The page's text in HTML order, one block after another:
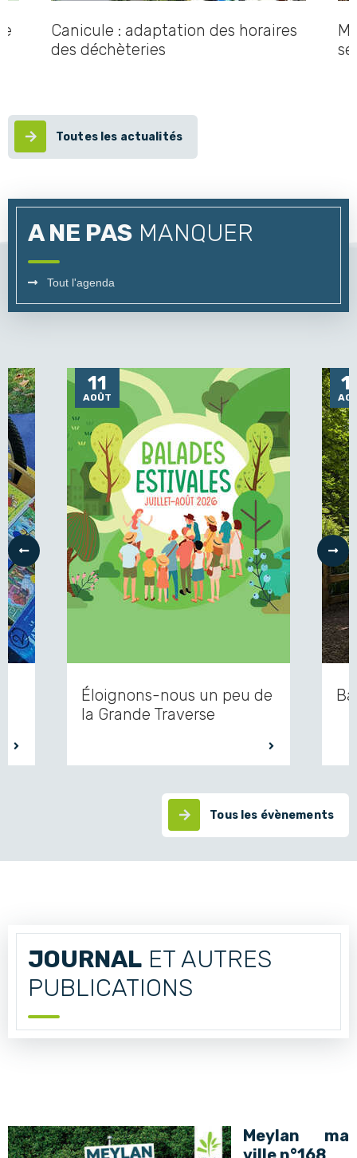
Canicule : adaptation des horaires
des déchèteries
Toutes les actualités
A NE PAS MANQUER
Tout l'agenda
Précédent
11
AOÛT
Éloignons-nous un peu de
la Grande Traverse
Tous les évènements
JOURNAL ET AUTRES
PUBLICATIONS
Meylan ma